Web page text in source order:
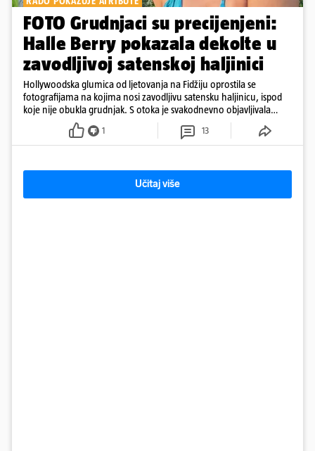
FOTO Grudnjaci su precijenjeni:
Halle Berry pokazala dekolte u
zavodljivoj satenskoj haljinici
Hollywoodska glumica od ljetovanja na Fidžiju oprostila se
fotografijama na kojima nosi zavodljivu satensku haljinicu, ispod
koje nije obukla grudnjak. S otoka je svakodnevno objavljivala
fotografije u kupaćem
1 13
Učitaj više